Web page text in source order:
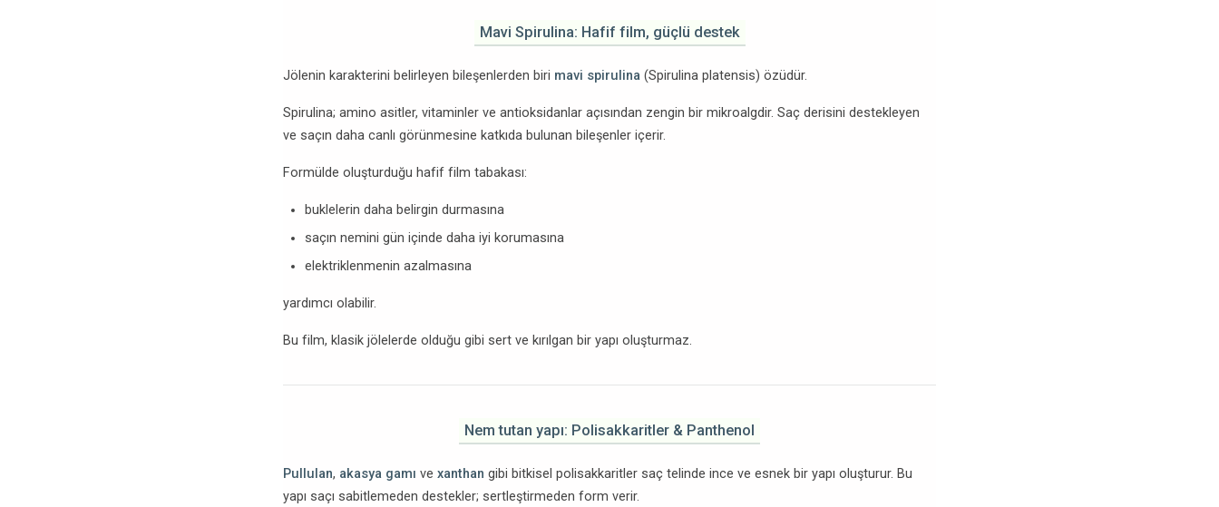
Mavi Spirulina: Hafif film, güçlü destek
Jölenin karakterini belirleyen bileşenlerden biri mavi spirulina (Spirulina platensis) özüdür.
Spirulina; amino asitler, vitaminler ve antioksidanlar açısından zengin bir mikroalgdir. Saç derisini destekleyen
ve saçın daha canlı görünmesine katkıda bulunan bileşenler içerir.
Formülde oluşturduğu hafif film tabakası:
buklelerin daha belirgin durmasına
saçın nemini gün içinde daha iyi korumasına
elektriklenmenin azalmasına
yardımcı olabilir.
Bu film, klasik jölelerde olduğu gibi sert ve kırılgan bir yapı oluşturmaz.
Nem tutan yapı: Polisakkaritler & Panthenol
Pullulan, akasya gamı ve xanthan gibi bitkisel polisakkaritler saç telinde ince ve esnek bir yapı oluşturur. Bu
yapı saçı sabitlemeden destekler; sertleştirmeden form verir.